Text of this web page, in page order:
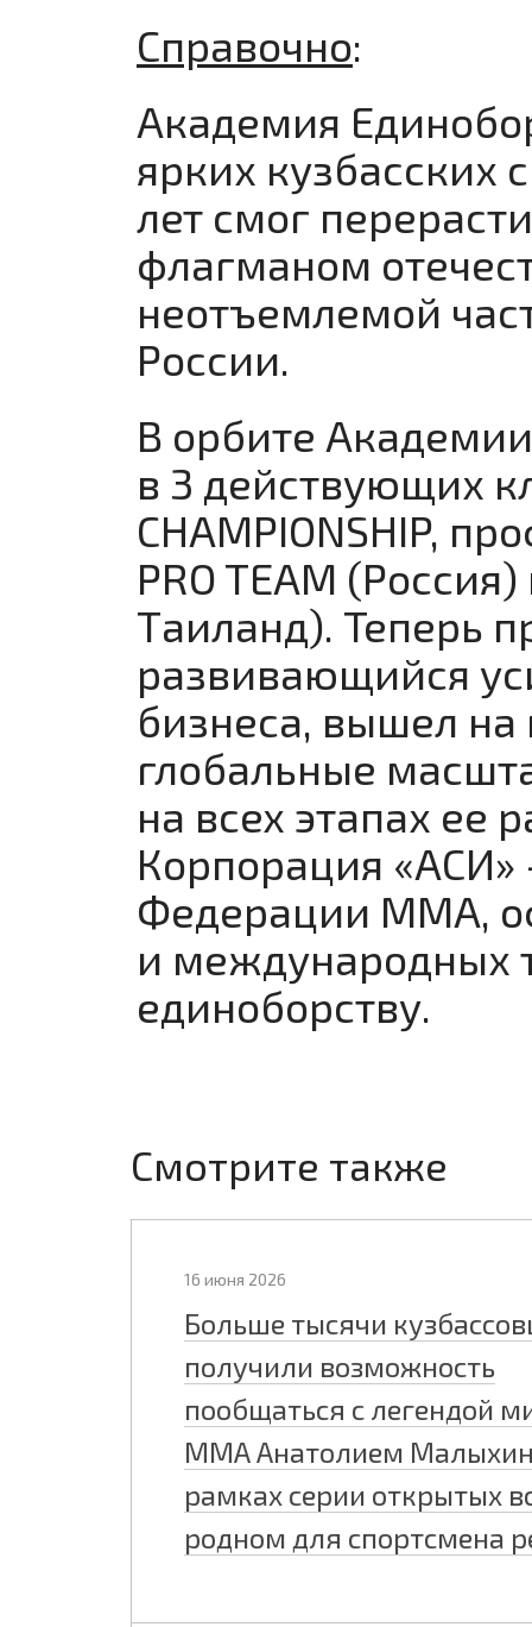
Справочно:
Академия
ярких кузбасских
лет смог
флагманом
неотъемлемой
России.
В орбите
в 3 действующих
CHAMPIONSHIP,
PRO TEAM
Таиланд). Теперь
развивающийся
бизнеса, вышел
глобальные
на всех этапах ее
Корпорация
Федерации ММА,
и международных
единоборству.
Смотрите также
16 июня 2026
Больше тысячи
получили возможность
пообщаться с легендой
ММА Анатолием
рамках серии открытых
родном для спортсмена